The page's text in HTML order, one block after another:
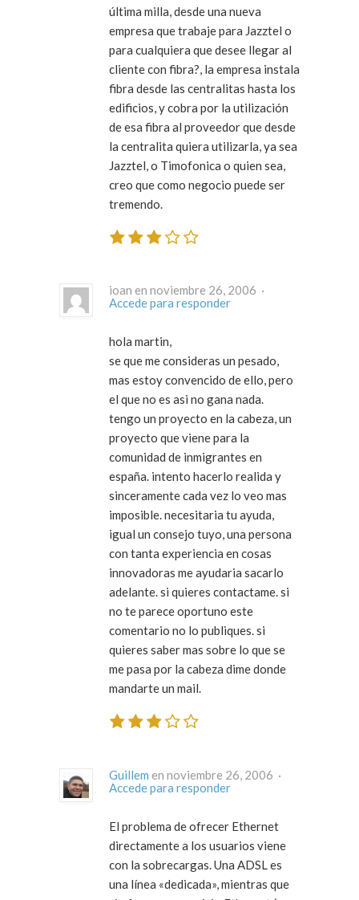
última milla, desde una nueva
empresa que trabaje para Jazztel o
para cualquiera que desee llegar al
cliente con fibra?, la empresa instala
fibra desde las centralitas hasta los
edificios, y cobra por la utilización
de esa fibra al proveedor que desde
la centralita quiera utilizarla, ya sea
Jazztel, o Timofonica o quien sea,
creo que como negocio puede ser
tremendo.
ioan en noviembre 26, 2006 ·
Accede para responder
hola martin,
se que me consideras un pesado,
mas estoy convencido de ello, pero
el que no es asi no gana nada.
tengo un proyecto en la cabeza, un
proyecto que viene para la
comunidad de inmigrantes en
españa. intento hacerlo realida y
sinceramente cada vez lo veo mas
imposible. necesitaria tu ayuda,
igual un consejo tuyo, una persona
con tanta experiencia en cosas
innovadoras me ayudaria sacarlo
adelante. si quieres contactame. si
no te parece oportuno este
comentario no lo publiques. si
quieres saber mas sobre lo que se
me pasa por la cabeza dime donde
mandarte un mail.
Guillem
en noviembre 26, 2006 ·
Accede para responder
El problema de ofrecer Ethernet
directamente a los usuarios viene
con la sobrecargas. Una ADSL es
una línea «dedicada», mientras que